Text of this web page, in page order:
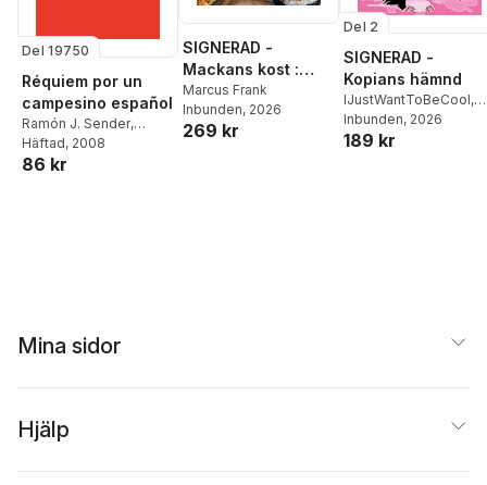
Del 19750
Réquiem por un
campesino español
Ramón J. Sender,
Patrick Saulheimer
Rosamna Pardellas
Häftad, 2008
86 kr
SIGNERAD -
Mackans kost :
Middagar och
matlådor
Marcus Frank
Inbunden, 2026
269 kr
Del 2
SIGNERAD -
Kopians hämnd
IJustWantToBeCool,
Joel Adolphson
Ejdemo Beer
Inbunden, 2026
189 kr
Mina sidor
Hjälp